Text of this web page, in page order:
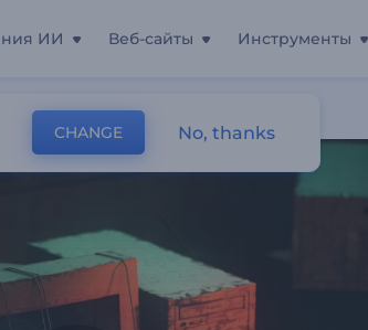
ИИ Веб-сайты Инструменты
CHANGE No, thanks